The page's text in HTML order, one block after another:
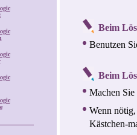
Beim
Benutzen
Beim
Machen
Wenn
Kästchen-